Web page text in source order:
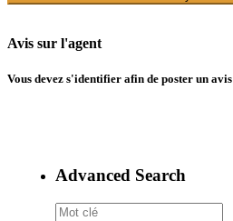
Avis sur l'agent
Vous devez s'identifier afin de poster un avis
Advanced Search